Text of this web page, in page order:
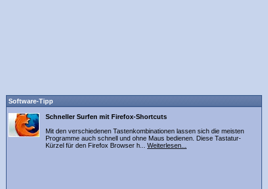
Software-Tipp
Schneller Surfen mit Firefox-Shortcuts
Mit den verschiedenen Tastenkombinationen lassen sich die meisten
Programme auch schnell und ohne Maus bedienen. Diese Tastatur-
Kürzel für den Firefox Browser h... Weiterlesen...